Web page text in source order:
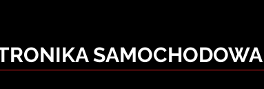
SAMOCHODOWA